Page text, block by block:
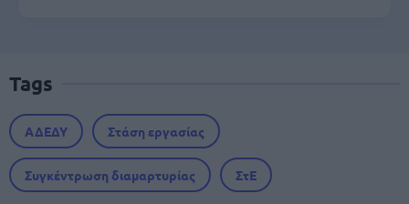
Tags
ΑΔΕΔΥ Στάση εργασίας
Συγκέντρωση διαμαρτυρίας ΣτΕ